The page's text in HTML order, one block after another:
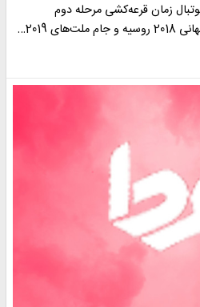
زمان قرعه‌کشی مرحله دوم
2019…